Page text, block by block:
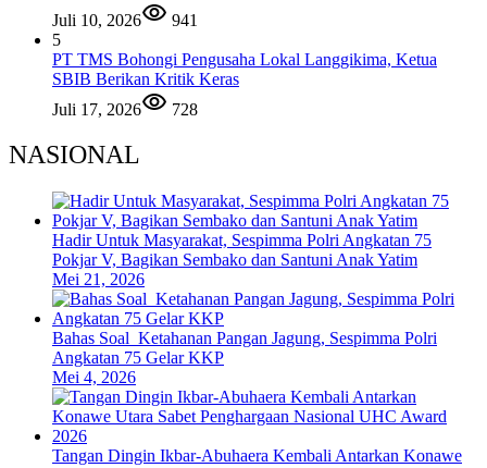
Juli 10, 2026
941
5
PT TMS Bohongi Pengusaha Lokal Langgikima, Ketua
SBIB Berikan Kritik Keras
Juli 17, 2026
728
NASIONAL
Hadir Untuk Masyarakat, Sespimma Polri Angkatan 75
Pokjar V, Bagikan Sembako dan Santuni Anak Yatim
Mei 21, 2026
Bahas Soal Ketahanan Pangan Jagung, Sespimma Polri
Angkatan 75 Gelar KKP
Mei 4, 2026
Tangan Dingin Ikbar-Abuhaera Kembali Antarkan Konawe